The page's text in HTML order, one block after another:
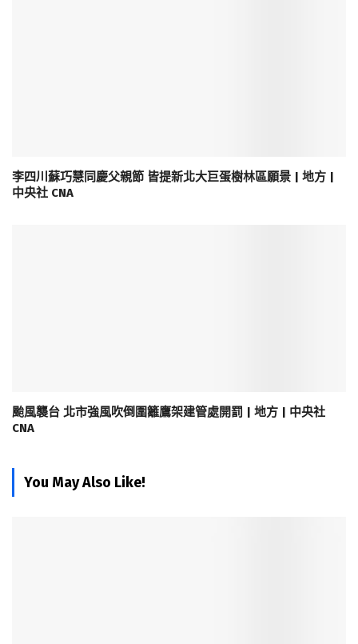
李四川蘇巧慧同慶父親節 皆提新北大巨蛋樹林區願景 | 地方 |
中央社 CNA
颱風襲台 北市強風吹倒圍籬鷹架建管處開罰 | 地方 | 中央社
CNA
You May Also Like!